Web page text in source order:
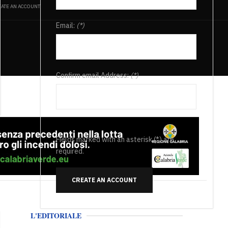
AN ACCOUNT
Email: (*)
Confirm email Address:(*)
Fields marked with an asterisk (*) are
required.
CREATE AN ACCOUNT
L'EDITORIALE